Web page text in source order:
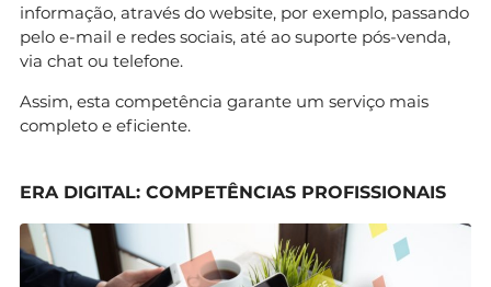
informação, através do website, por exemplo, passando
pelo e-mail e redes sociais, até ao suporte pós-venda,
via chat ou telefone.
Assim, esta competência garante um serviço mais
completo e eficiente.
ERA DIGITAL: COMPETÊNCIAS PROFISSIONAIS